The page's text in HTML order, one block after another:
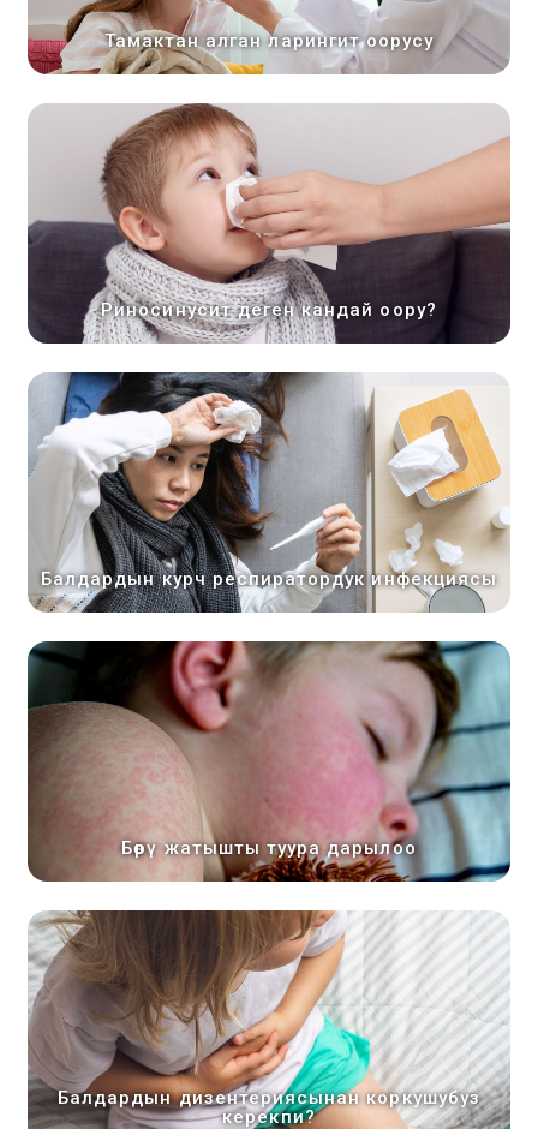
Тамактан алган ларингит оорусу
Риносинусит деген кандай оору?
Балдардын курч респиратордук инфекциясы
Бөрү жатышты туура дарылоо
Балдардын дизентериясынан коркушубуз
керекпи?